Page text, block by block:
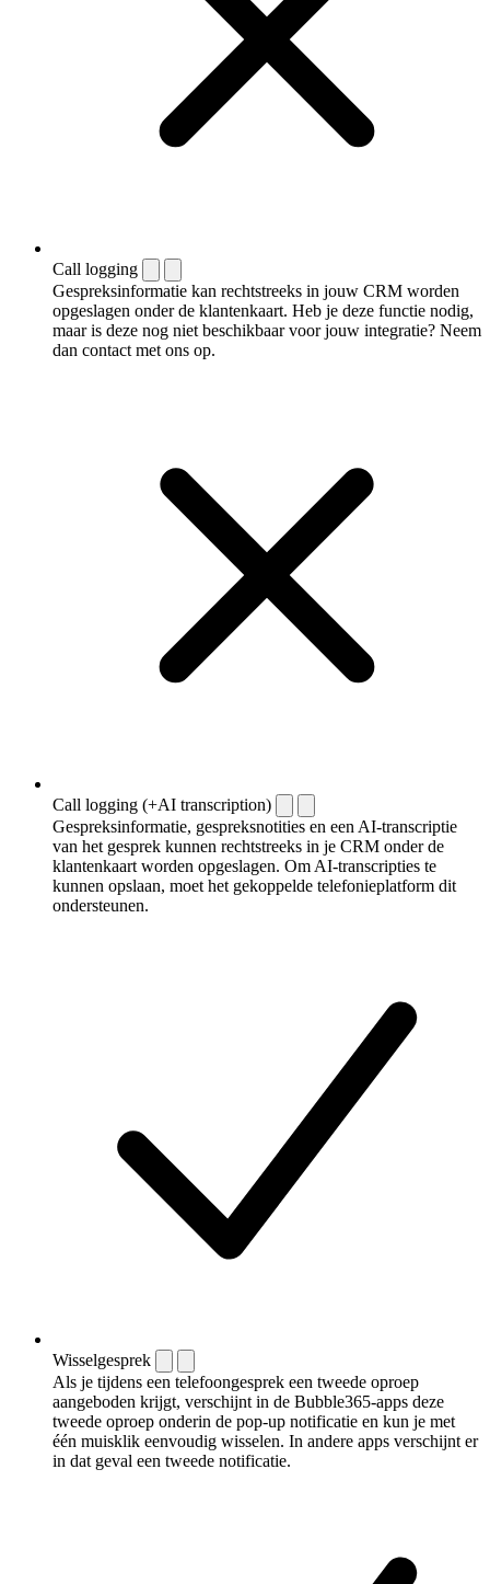
Call logging
Gespreksinformatie kan rechtstreeks in jouw CRM worden
opgeslagen onder de klantenkaart. Heb je deze functie nodig,
maar is deze nog niet beschikbaar voor jouw integratie? Neem
dan contact met ons op.
Call logging (+AI transcription)
Gespreksinformatie, gespreksnotities en een AI-transcriptie
van het gesprek kunnen rechtstreeks in je CRM onder de
klantenkaart worden opgeslagen. Om AI-transcripties te
kunnen opslaan, moet het gekoppelde telefonieplatform dit
ondersteunen.
Wisselgesprek
Als je tijdens een telefoongesprek een tweede oproep
aangeboden krijgt, verschijnt in de Bubble365-apps deze
tweede oproep onderin de pop-up notificatie en kun je met
één muisklik eenvoudig wisselen. In andere apps verschijnt er
in dat geval een tweede notificatie.